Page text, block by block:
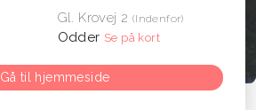
Gl. Krovej 2 (Indenfor)
Odder Se på kort
Gå til hjemmeside